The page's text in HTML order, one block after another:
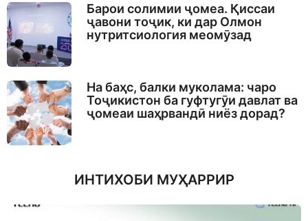
Барои солимии ҷомеа. Қиссаи
ҷавони тоҷик, ки дар Олмон
нутритсиология меомӯзад
На баҳс, балки муколама: чаро
Тоҷикистон ба гуфтугӯи давлат ва
ҷомеаи шаҳрвандӣ ниёз дорад?
ИНТИХОБИ МУҲАРРИР